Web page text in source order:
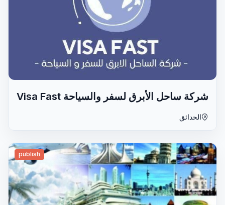
شركة ساحل الأبرق لسفر والسياحة Visa Fast
الحدائق
publish